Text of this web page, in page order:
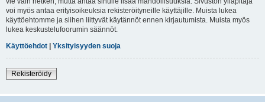
voi myös antaa erityisoikeuksia rekisteröityneille käyttäjille. Muista lukea
käyttöehtomme ja siihen liittyvät käytännöt ennen kirjautumista. Muista myös
lukea keskustelufoorumin säännöt.
Käyttöehdot | Yksityisyyden suoja
Rekisteröidy